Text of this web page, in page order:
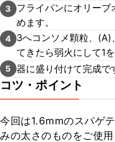
3
フライパンにオリー
めます。
4
3へコンソメ顆粒、(A)
てきたら弱火にして1を
5 器に盛り付けて完成で
コツ・ポイント
今回は1.6mmのスパゲ
みの太さのものをご使用